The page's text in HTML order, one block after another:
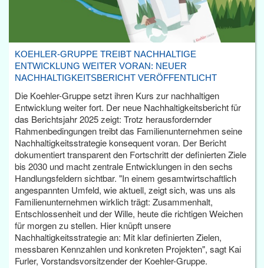
KOEHLER-GRUPPE TREIBT NACHHALTIGE
ENTWICKLUNG WEITER VORAN: NEUER
NACHHALTIGKEITSBERICHT VERÖFFENTLICHT
Die Koehler-Gruppe setzt ihren Kurs zur nachhaltigen
Entwicklung weiter fort. Der neue Nachhaltigkeitsbericht für
das Berichtsjahr 2025 zeigt: Trotz herausfordernder
Rahmenbedingungen treibt das Familienunternehmen seine
Nachhaltigkeitsstrategie konsequent voran. Der Bericht
dokumentiert transparent den Fortschritt der definierten Ziele
bis 2030 und macht zentrale Entwicklungen in den sechs
Handlungsfeldern sichtbar. "In einem gesamtwirtschaftlich
angespannten Umfeld, wie aktuell, zeigt sich, was uns als
Familienunternehmen wirklich trägt: Zusammenhalt,
Entschlossenheit und der Wille, heute die richtigen Weichen
für morgen zu stellen. Hier knüpft unsere
Nachhaltigkeitsstrategie an: Mit klar definierten Zielen,
messbaren Kennzahlen und konkreten Projekten", sagt Kai
Furler, Vorstandsvorsitzender der Koehler-Gruppe.